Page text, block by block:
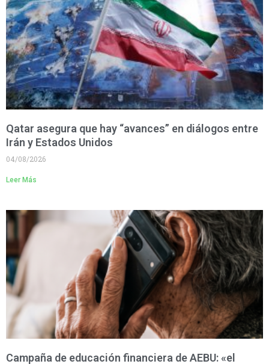
Qatar asegura que hay “avances” en diálogos entre
Irán y Estados Unidos
04/08/2026
Leer Más
Campaña de educación financiera de AEBU: «el